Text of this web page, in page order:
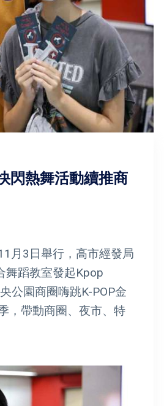
閃熱舞活動續推商
月3日舉行，高市經發局
舞蹈教室發起Kpop
公園商圈嗨跳K-POP金
，帶動商圈、夜市、特